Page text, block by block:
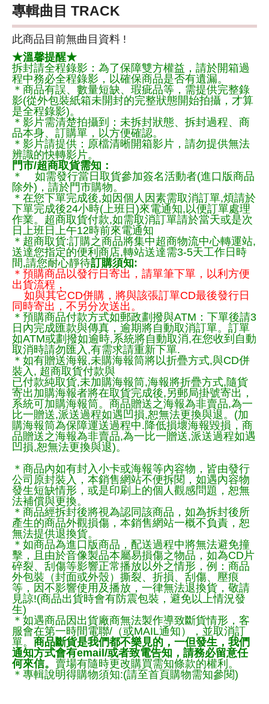
專輯曲目 TRACK
此商品目前無曲目資料 !
★溫馨提醒★
拆封請全程錄影：為了保障雙方權益，請於開箱過
程中務必全程錄影，以確保商品是否有遺漏。
＊商品有誤、數量短缺、瑕疵品等，需提供完整錄
影(從外包裝紙箱未開封的完整狀態開始拍攝，才算
是全程錄影)。
＊影片需清楚拍攝到：未拆封狀態、拆封過程、商
品本身、訂購單，以方便確認。
＊影片請提供：原檔清晰開箱影片，請勿提供無法
辨識的快轉影片。
門市/超商取貨需知：
＊ 如需發行當日取貨參加簽名活動者(進口版商品
除外)，請於門市購物。
＊在您下單完成後,如因個人因素需取消訂單,煩請於
下單完成後24小時(上班日)來電通知,以便訂單處理
作業。超商取貨付款,如需取消訂單請於當天或是次
日上班日上午12時前來電通知
＊超商取貨:訂購之商品將集中超商物流中心轉運站,
送達您指定的便利商店,轉站送達需3-5天工作日時
間,請您耐心靜待訂購須知:
＊預購商品以發行日寄出，請單筆下單，以利方便
出貨流程，
如與其它CD併購，將與該張訂單CD最後發行日
同時寄出，不另分次送出。
＊預購商品付款方式如郵政劃撥與ATM：下單後請3
日內完成匯款與傳真，逾期將自動取消訂單。訂單
如ATM或劃撥如逾時,系統將自動取消,在您收到自動
取消時請勿匯入,有需求請重新下單.
＊如有贈送海報,未購海報筒將以折疊方式,與CD併
裝入, 超商取貨付款與
已付款純取貨,未加購海報筒,海報將折疊方式,隨貨
寄出加購海報者將在取貨完成後,另郵局掛號寄出，
系統可加購海報筒。商品贈送之海報為非賣品,為一
比一贈送,派送過程如遇凹損,恕無法更換與退。(加
購海報筒為保障運送過程中.降低損壞海報毀損，商
品贈送之海報為非賣品,為一比一贈送,派送過程如遇
凹損,恕無法更換與退)。
＊商品內如有封入小卡或海報等內容物，皆由發行
公司原封裝入，本銷售網站不便拆閱，如遇內容物
發生短缺情形，或是印刷上的個人觀感問題，恕無
法補償與更換。
＊商品經拆封後將視為認同該商品，如為拆封後所
產生的商品外觀損傷，本銷售網站一概不負責，恕
無法提供退換貨。
＊如商品為進口版商品，配送過程中將無法避免撞
擊，且由於音像製品本屬易損傷之物品，如為CD片
碎裂、刮傷等影響正常播放以外之情形，例：商品
外包裝（封面或外殼）撕裂、折損、刮傷、壓痕
等，因不影響使用及播放，一律無法退換貨，敬請
見諒!(商品出貨時會有防震包裝，避免以上情況發
生)
＊如遇商品因出貨廠商無法製作導致斷貨情形，客
服會在第一時間電聯/（或MAIL通知），並取消訂
單。 商品斷貨是我們都不樂見的，一但發生，我們
通知方式會有email/或者致電告知，請務必留意任
何來信。 賣場有隨時更改購買需知條款的權利。
＊專輯說明得購物須知:(請至首頁購物需知參閱)